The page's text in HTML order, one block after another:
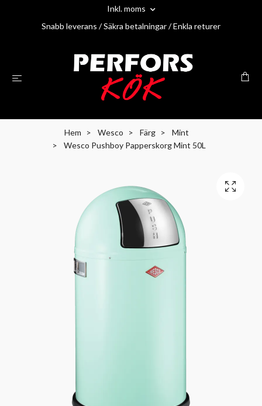
Inkl. moms
Snabb leverans / Säkra betalningar / Enkla returer
Hem Wesco Färg
Mint
Wesco Pushboy Papperskorg Mint 50L